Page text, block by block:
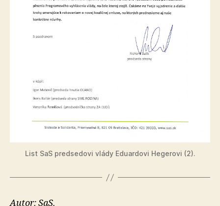
List SaS predsedovi vlády Eduardovi Hegerovi (2).
Autor: SaS.